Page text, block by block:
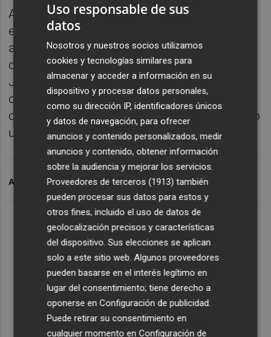
Antes de las pruebas, que se han disputado
en un nuevo circuito más rápido que el
anterior y en paralelo a las dos playas de la
ciudad, se ha rendido homenaje a Dani
Juárez, el atleta fallecido el año pasado. La
organización le ha entregado una placa
conmemorativa a la familia y se ha guardado
un minuto de silencio.
ARCHIVADO EN MEDIA MARATÓN DE BENIDORM
Uso responsable de sus
datos
Nosotros y nuestros socios utilizamos
cookies y tecnologías similares para
almacenar y acceder a información en su
dispositivo y procesar datos personales,
como su dirección IP, identificadores únicos
y datos de navegación, para ofrecer
anuncios y contenido personalizados, medir
anuncios y contenido, obtener información
sobre la audiencia y mejorar los servicios.
Proveedores de terceros (1913) también
pueden procesar sus datos para estos y
otros fines, incluido el uso de datos de
geolocalización precisos y características
del dispositivo. Sus elecciones se aplican
solo a este sitio web. Algunos proveedores
pueden basarse en el interés legítimo en
lugar del consentimiento; tiene derecho a
oponerse enConfiguración de publicidad.
Puede retirar su consentimiento en
cualquier momento enConfiguración de